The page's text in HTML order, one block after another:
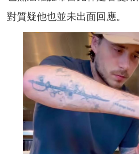
對質疑他也並未出面回應。